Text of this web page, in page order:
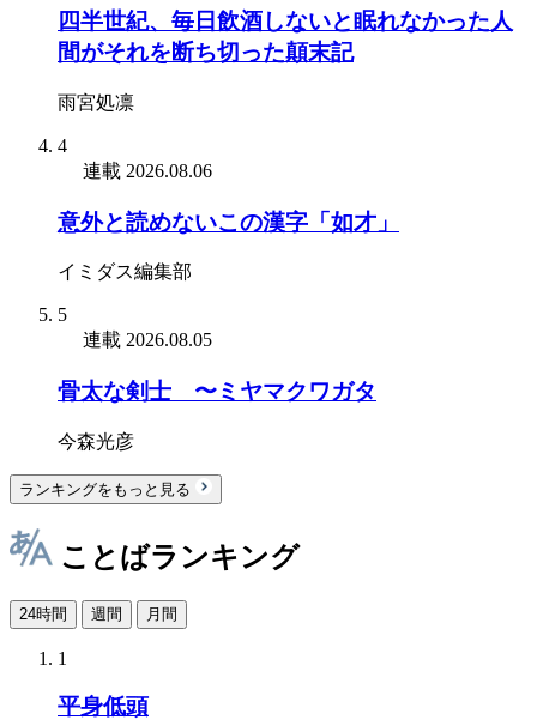
四半世紀、毎日飲酒しないと眠れなかった人
間がそれを断ち切った顛末記
雨宮処凛
4
連載 2026.08.06
意外と読めないこの漢字「如才」
イミダス編集部
5
連載 2026.08.05
骨太な剣士 〜ミヤマクワガタ
今森光彦
ランキングをもっと見る
ことばランキング
24時間 週間 月間
1
平身低頭